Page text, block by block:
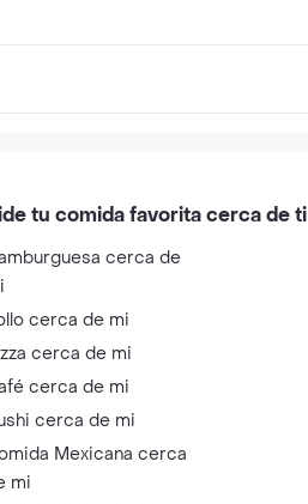
tu comida favorita cerca de ti
cerca de
cerca de mi
cerca de mi
cerca de mi
cerca de mi
Mexicana cerca
mi